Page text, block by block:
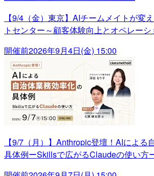
【9/4（金）東京】AIチームメイトが変
トセンター～顧客体験向上とオペレー
開催前2026年9月4日(金) 15:00
【9/7（月）】Anthropic登壇！AIによる
具体例ーSkillsで広がるClaudeの使い方